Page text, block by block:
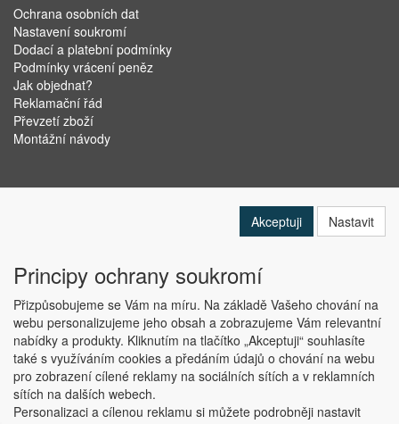
Ochrana osobních dat
Nastavení soukromí
Dodací a platební podmínky
Podmínky vrácení peněz
Jak objednat?
Reklamační řád
Převzetí zboží
Montážní návody
Copyright © ABRA Software a.s. 2019
Akceptuji Nastavit
Principy ochrany soukromí
Přizpůsobujeme se Vám na míru. Na základě Vašeho chování na
webu personalizujeme jeho obsah a zobrazujeme Vám relevantní
nabídky a produkty. Kliknutím na tlačítko „Akceptuji“ souhlasíte
také s využíváním cookies a předáním údajů o chování na webu
pro zobrazení cílené reklamy na sociálních sítích a v reklamních
sítích na dalších webech.
Personalizaci a cílenou reklamu si můžete podrobněji nastavit